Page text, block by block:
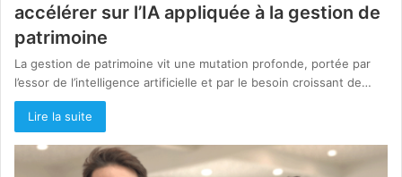
accélérer sur l’IA appliquée à la gestion de
patrimoine
La gestion de patrimoine vit une mutation profonde, portée par
l’essor de l’intelligence artificielle et par le besoin croissant de…
Lire la suite